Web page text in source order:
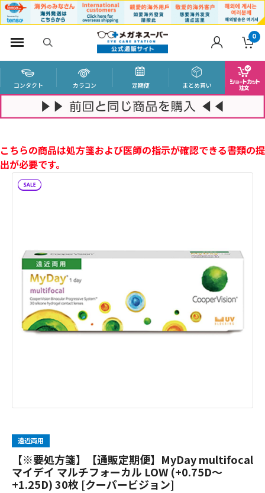
0
コンタクト カラコン 定期便 まとめ買い
こちらの商品は処方箋および医師の指示が確認できる書類の提
出が必要です。
遠近両用
【※要処方箋】【通販定期便】MyDay multifocal
マイデイ マルチフォーカル LOW (+0.75D～
+1.25D) 30枚 [クーパービジョン]